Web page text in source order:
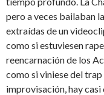
pero a veces bailaban
extraídas de un
como si estuviesen
reencarnación de los
como si viniese del
improvisación, hay